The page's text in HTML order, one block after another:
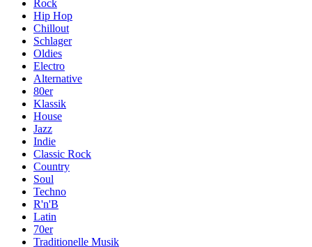
Rock
Hip Hop
Chillout
Schlager
Oldies
Electro
Alternative
80er
Klassik
House
Jazz
Indie
Classic Rock
Country
Soul
Techno
R'n'B
Latin
70er
Traditionelle Musik